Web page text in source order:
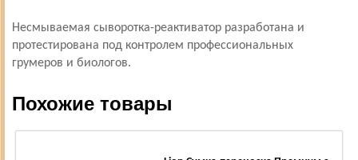
Несмываемая сыворотка-реактиватор разработана и
протестирована под контролем профессиональных
грумеров и биологов.
Похожие товары